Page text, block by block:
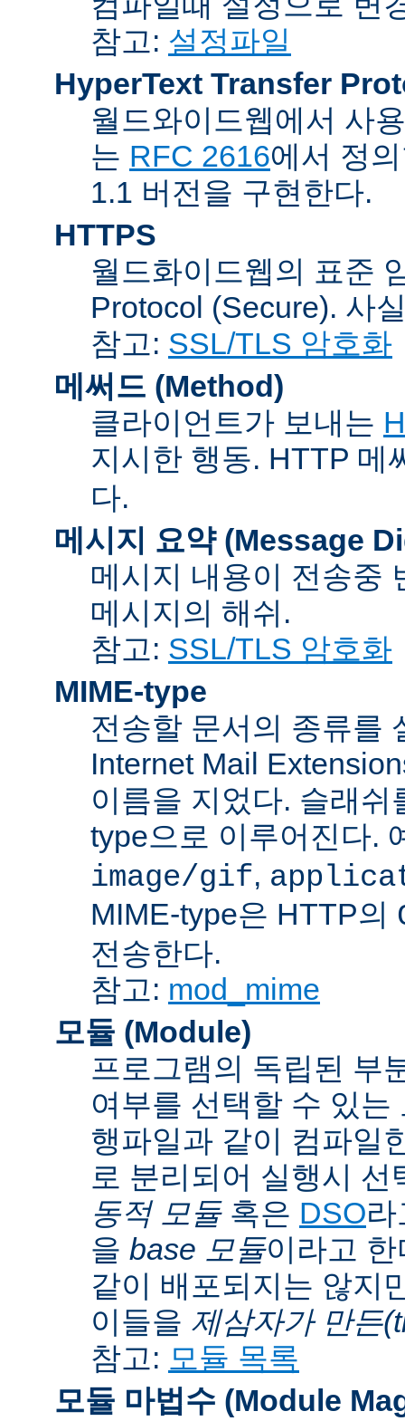
참고: 설정파일
HyperText Transfer
월드와이드웹에서 사
는 RFC 2616에서 정
1.1 버전을 구현한다.
HTTPS
월드화이드웹의 표준
Protocol (Secure). 사
참고: SSL/TLS 암호화
메써드 (Method)
클라이언트가 보내는
지시한 행동. HTTP 메
다.
메시지 요약 (Message
메시지 내용이 전송중
메시지의 해쉬.
참고: SSL/TLS 암호화
MIME-type
전송할 문서의 종류를
Internet Mail
이름을 지었다. 슬래
type으로 이루어진다.
image/gif,
MIME-type은 HTTP의
전송한다.
참고: mod_mime
모듈 (Module)
프로그램의 독립된 부
여부를 선택할 수 있
행파일과 같이 컴파일
로 분리되어 실행시
동적 모듈혹은 DSO
을 base 모듈이라고
같이 배포되지는 않지
이들을 제삼자가 만든
참고: 모듈 목록
모듈 마법수 (Module